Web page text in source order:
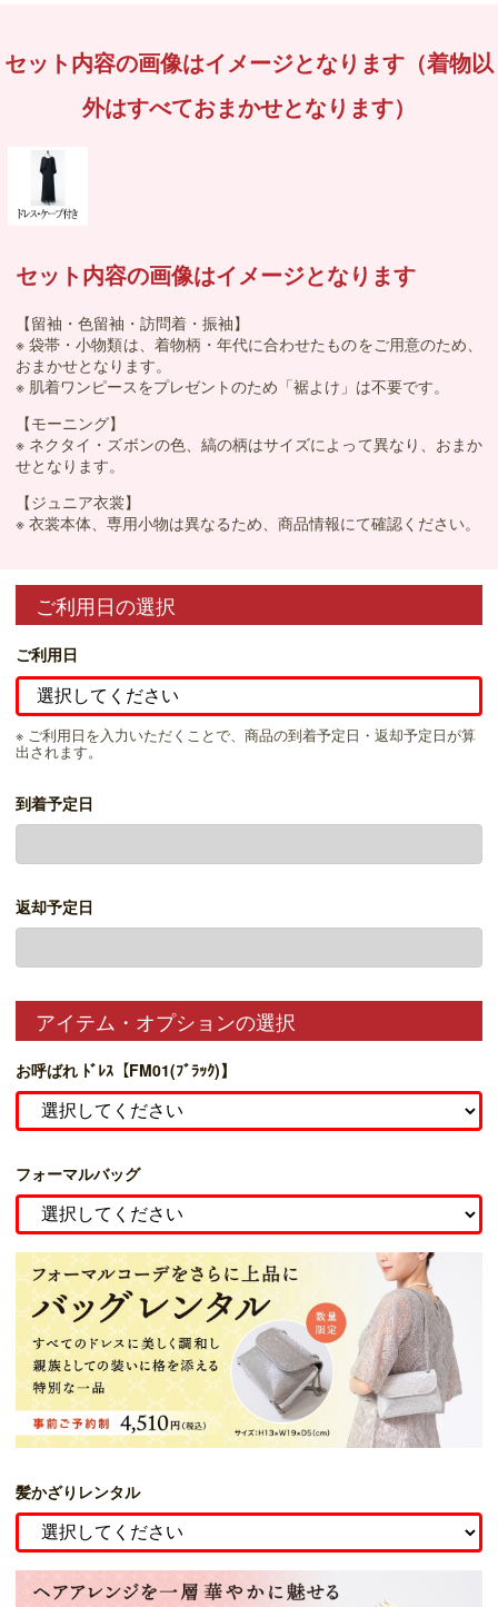
セット内容の画像はイメージとなります（着物以
外はすべておまかせとなります）
セット内容の画像はイメージとなります
【留袖・色留袖・訪問着・振袖】
※ 袋帯・小物類は、着物柄・年代に合わせたものをご用意のため、
おまかせとなります。
※ 肌着ワンピースをプレゼントのため「裾よけ」は不要です。
【モーニング】
※ ネクタイ・ズボンの色、縞の柄はサイズによって異なり、おまか
せとなります。
【ジュニア衣裳】
※ 衣裳本体、専用小物は異なるため、商品情報にて確認ください。
ご利用日の選択
ご利用日
※ ご利用日を入力いただくことで、商品の到着予定日・返却予定日が算
出されます。
到着予定日
返却予定日
アイテム・オプションの選択
お呼ばれ ﾄﾞﾚｽ【FM01(ﾌﾞﾗｯｸ)】
フォーマルバッグ
髪かざりレンタル